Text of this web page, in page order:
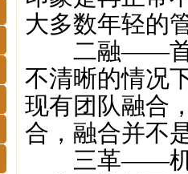
大多数年轻的
二融——首先
不清晰的情况
现有团队融合
合，融合并不
三革——机制